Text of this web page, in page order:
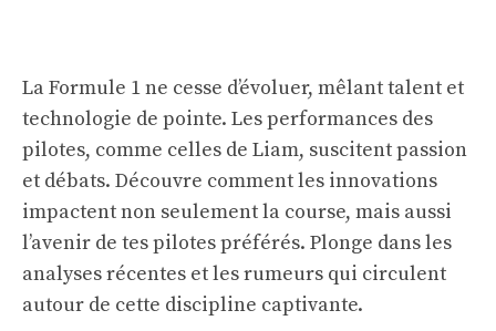
La Formule 1 ne cesse d’évoluer, mêlant talent et
technologie de pointe. Les performances des
pilotes, comme celles de Liam, suscitent passion
et débats. Découvre comment les innovations
impactent non seulement la course, mais aussi
l’avenir de tes pilotes préférés. Plonge dans les
analyses récentes et les rumeurs qui circulent
autour de cette discipline captivante.